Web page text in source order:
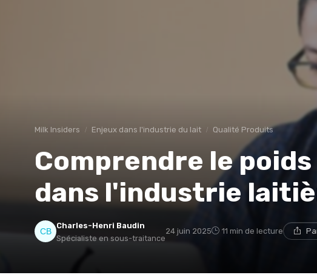
Milk Insiders Enjeux dans l'industrie du lait Qualité Produits
Comprendre le
dans l'industrie
Charles-Henri Baudin
Spécialiste en sous-traitance
24 juin 2025 11 min de lecture